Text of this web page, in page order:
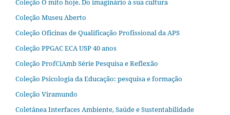
Coleção O mito hoje. Do imaginário à sua cultura
Coleção Museu Aberto
Coleção Oficinas de Qualificação Profissional da APS
Coleção PPGAC ECA USP 40 anos
Coleção ProfCiAmb Série Pesquisa e Reflexão
Coleção Psicologia da Educação: pesquisa e formação
Coleção Viramundo
Coletânea Interfaces Ambiente, Saúde e Sustentabilidade